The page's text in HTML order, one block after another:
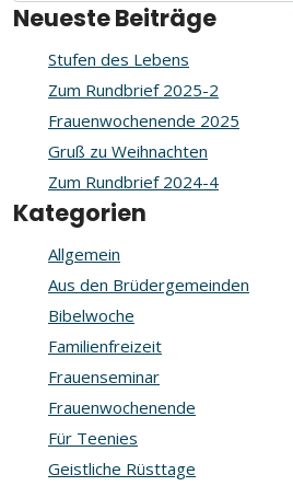
Neueste Beiträge
Stufen des Lebens
Zum Rundbrief 2025-2
Frauenwochenende 2025
Gruß zu Weihnachten
Zum Rundbrief 2024-4
Kategorien
Allgemein
Aus den Brüdergemeinden
Bibelwoche
Familienfreizeit
Frauenseminar
Frauenwochenende
Für Teenies
Geistliche Rüsttage